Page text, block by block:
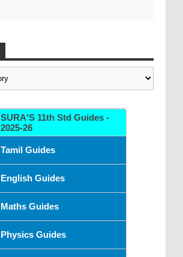
SURA'S 11th Std Guides -
2025-26
Tamil Guides
English Guides
Maths Guides
Physics Guides